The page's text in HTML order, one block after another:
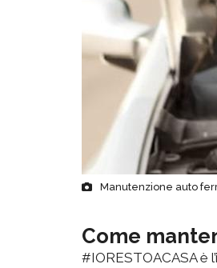
Manutenzione auto
Come
#IORESTOACASA è